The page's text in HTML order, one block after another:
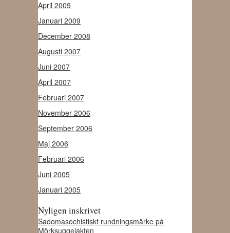
April 2009
Januari 2009
December 2008
Augusti 2007
Juni 2007
April 2007
Februari 2007
November 2006
September 2006
Maj 2006
Februari 2006
Juni 2005
Januari 2005
Nyligen inskrivet
Sadomasochistiskt rundningsmärke på
Mörksuggejakten